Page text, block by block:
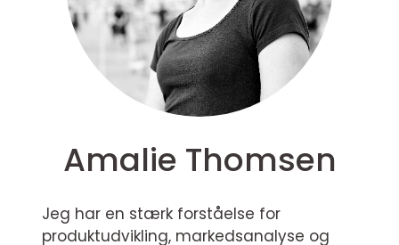
Amalie Thomsen
Jeg har en stærk forståelse for
produktudvikling, markedsanalyse og